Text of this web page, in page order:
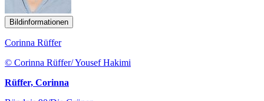
Rüffer, Corinna
Bündnis 90/Die Grünen
()